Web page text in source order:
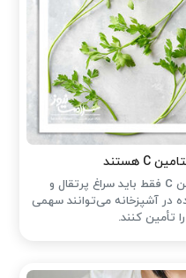
شاید تصور کنید برای دریافت ویتامین C فقط باید سراغ پرتقال و
در آشپزخانه می‌توانند سهمی
تأمین کنند.